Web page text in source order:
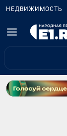
НЕДВИЖИМОСТЬ